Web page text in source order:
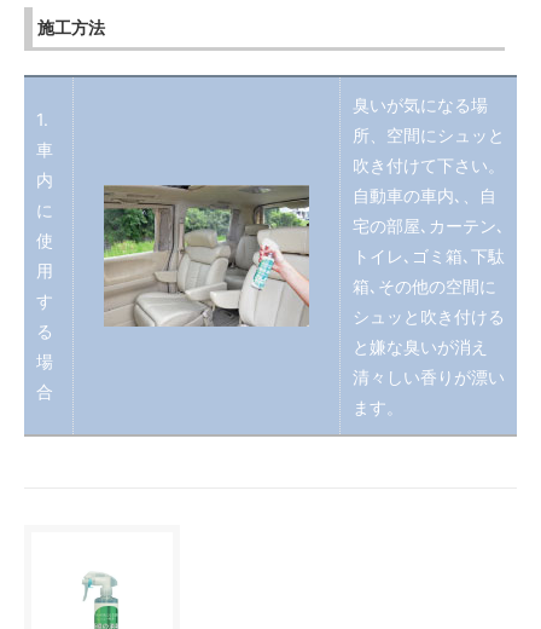
施工方法
1.
車
内
に
使
用
す
る
場
合
臭いが気になる場
所、空間にシュッと
吹き付けて下さい。
自動車の車内､、自
宅の部屋､カーテン､
トイレ､ゴミ箱､下駄
箱､その他の空間に
シュッと吹き付ける
と嫌な臭いが消え
清々しい香りが漂い
ます。